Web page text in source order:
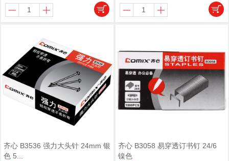
齐心 B3536 强力大头针 24mm 银
色 5...
齐心 B3058 易穿透订书钉 24/6
镍色